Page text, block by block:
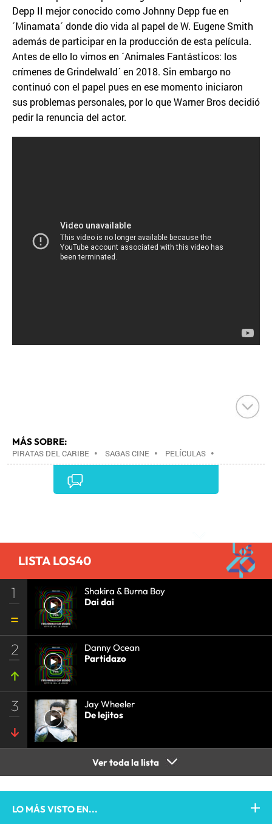
Depp II mejor conocido como Johnny Depp fue en
´Minamata´ donde dio vida al papel de W. Eugene Smith
además de participar en la producción de esta película.
Antes de ello lo vimos en ´Animales Fantásticos: los
crímenes de Grindelwald´ en 2018. Sin embargo no
continuó con el papel pues en ese momento iniciaron
sus problemas personales, por lo que Warner Bros decidió
pedir la renuncia del actor.
MÁS SOBRE:
PIRATAS DEL CARIBE • SAGAS CINE • PELÍCULAS •
LISTA LOS40
1
Shakira & Burna Boy
Dai dai
2
Danny Ocean
Partidazo
3
Jay Wheeler
De lejitos
Ver toda la lista
LO MÁS VISTO EN...